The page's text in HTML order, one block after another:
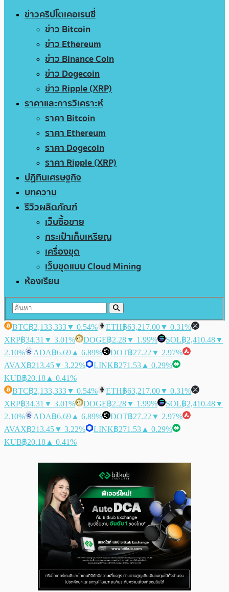
ข่าวคริปโตเคอเรนซี่
ข่าว Bitcoin
ข่าว Ethereum
ข่าว Binance Coin
ข่าว Dogecoin
ข่าว Ripple (XRP)
ราคาและการวิเคราะห์
ราคา Bitcoin
ราคา Ethereum
ราคา Dogecoin
ราคา Ripple (XRP)
ปฏิทินเศรษฐกิจ
บทความ
รีวิวผลิตภัณฑ์
เว็บซื้อขาย
กระเป๋าเก็บเหรียญ
เครื่องขุด
เว็บขุดแบบ Cloud Mining
ห้องเรียน
BTC฿2,133,333▼ 0.54% ETH฿63,217.00▼ 0.31%
XRP฿34.31 ▼ 3.01% DOGE฿2.28▼ 1.99% SOL฿2,410.48▼
2.10%
ADA฿6.69 ▲ 6.89% DOT฿27.22 ▼ 2.97%
AVAX฿213.45▼ 3.22% LINK฿271.53 ▲ 0.29%
KUB฿20.18 ▲ 0.41%
BTC฿2,133,333▼ 0.54% ETH฿63,217.00▼ 0.31%
XRP฿34.31 ▼ 3.01% DOGE฿2.28▼ 1.99% SOL฿2,410.48▼
2.10%
ADA฿6.69 ▲ 6.89% DOT฿27.22 ▼ 2.97%
AVAX฿213.45▼ 3.22% LINK฿271.53 ▲ 0.29%
KUB฿20.18 ▲ 0.41%